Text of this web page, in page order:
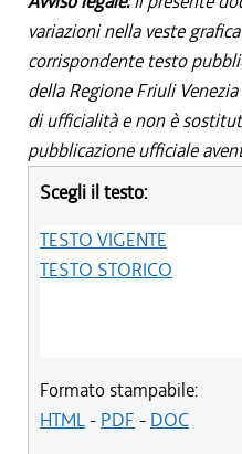
variazioni nella veste
corrispondente testo
della Regione Friuli
di ufficialità e non è
pubblicazione ufficiale
Scegli il testo:
TESTO VIGENTE
TESTO STORICO
Formato stampabile:
HTML- PDF - DOC